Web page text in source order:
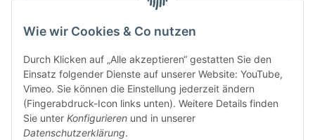
0,05 kg
Wie wir Cookies & Co nutzen
Durch Klicken auf „Alle akzeptieren“ gestatten Sie den
Einsatz folgender Dienste auf unserer Website: YouTube,
Vimeo. Sie können die Einstellung jederzeit ändern
(Fingerabdruck-Icon links unten). Weitere Details finden
Sie unter Konfigurieren und in unserer
Datenschutzerklärung.